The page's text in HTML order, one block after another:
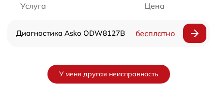
Услуга Цена
Диагностика Asko ODW8127B бесплатно
У меня другая неисправность